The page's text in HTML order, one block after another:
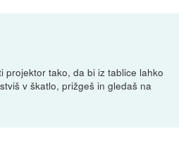
projektor tako, da bi iz tablice lahko
v škatlo, prižgeš in gledaš na